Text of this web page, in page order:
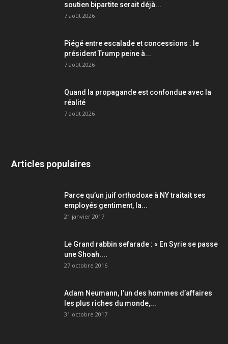
soutien bipartite serait déjà...
7 août 2026
Piégé entre escalade et concessions : le
président Trump peine à...
7 août 2026
Quand la propagande est confondue avec la
réalité
7 août 2026
Articles populaires
Parce qu’un juif orthodoxe à NY traitait ses
employés gentiment, la...
21 janvier 2017
Le Grand rabbin sefarade : « En Syrie se passe
une Shoah....
27 octobre 2016
Adam Neumann, l’un des hommes d’affaires
les plus riches du monde,...
31 octobre 2017